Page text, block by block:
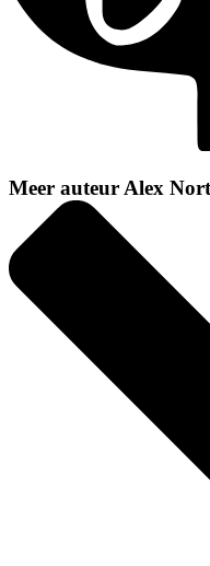
Meer auteur Alex